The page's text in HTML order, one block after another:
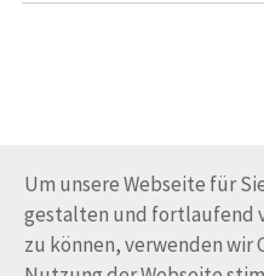
Um unsere Webseite für
gestalten und fortlaufend
zu können, verwenden wir
© Trans-Ocean e.V. 2010-